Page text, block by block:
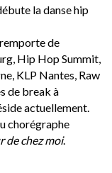
la danse hip
de
Hip Hop Summit,
KLP Nantes, Raw
de break à
actuellement.
chorégraphe
de chez moi.